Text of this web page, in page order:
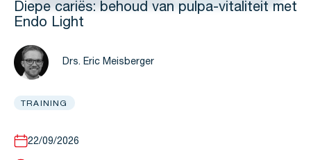
Diepe cariës: behoud van pulpa-vitaliteit met
Endo Light
Drs. Eric Meisberger
TRAINING
22/09/2026